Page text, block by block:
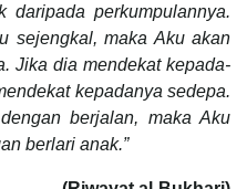
daripada perkumpulannya.
sejengkal, maka Aku akan
Jika dia mendekat kepada-
kepadanya sedepa.
berjalan, maka Aku
berlari anak.”